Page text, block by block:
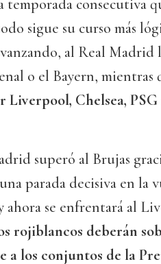
temporada consecutiva
sigue su curso más
al Real Madrid
o el Bayern, mientras
Chelsea, PSG
superó al Brujas
parada decisiva en la
ahora se enfrentará al
rojiblancos deberán
a los conjuntos de la